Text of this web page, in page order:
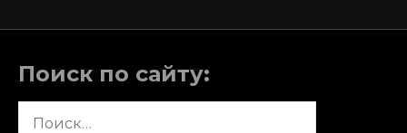
Поиск по сайту: